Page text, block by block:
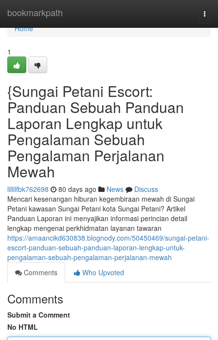
bookmarkpath
Home
Home
1
{Sungai Petani Escort:
Panduan Sebuah Panduan
Laporan Lengkap untuk
Pengalaman Sebuah
Pengalaman Perjalanan
Mewah
lillilfbk762698 80 days ago News
Discuss
Mencari kesenangan hiburan kegembiraan mewah di Sungai
Petani kawasan Sungai Petani kota Sungai Petani? Artikel
Panduan Laporan ini menyajikan informasi perincian detail
lengkap mengenai perkhidmatan layanan tawaran
https://amaancikd630838.blognody.com/50450469/sungai-petani-
escort-panduan-sebuah-panduan-laporan-lengkap-untuk-
pengalaman-sebuah-pengalaman-perjalanan-mewah
Comments
Who Upvoted
Comments
Submit a Comment
No HTML